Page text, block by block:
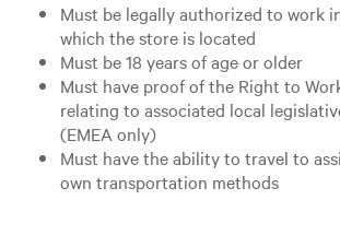
Must be legally authorized to work
which the store is located
Must be 18 years of age or older
Must have proof of the Right to
relating to associated local
(EMEA only)
Must have the ability to travel to
own transportation methods